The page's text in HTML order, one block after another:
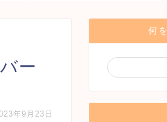
ー
年9月23日
何